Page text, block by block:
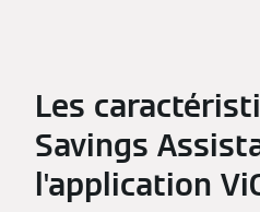
Les
Savings
l'application